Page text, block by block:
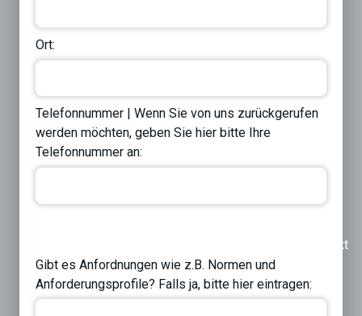
Ort:
Telefonnummer | Wenn Sie von uns zurückgerufen
werden möchten, geben Sie hier bitte Ihre
Telefonnummer an:
Next
Gibt es Anfordnungen wie z.B. Normen und
Anforderungsprofile? Falls ja, bitte hier eintragen: